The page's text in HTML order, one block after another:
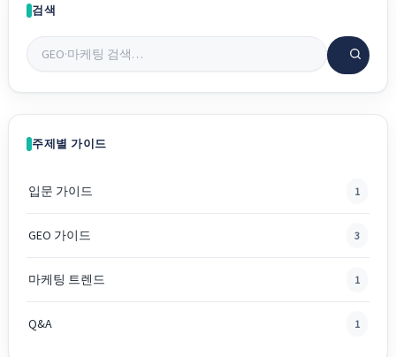
검색
주제별 가이드
입문 가이드 1
GEO 가이드 3
마케팅 트렌드 1
Q&A 1